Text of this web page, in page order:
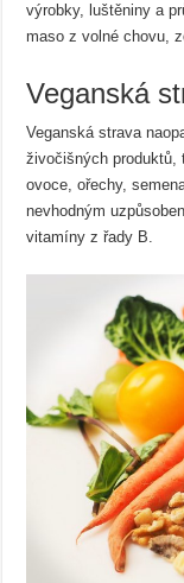
výrobky, luštěniny a
maso z volné chovu,
Veganská
Veganská strava
živočišných produktů,
ovoce, ořechy,
nevhodným
vitamíny z řady B.